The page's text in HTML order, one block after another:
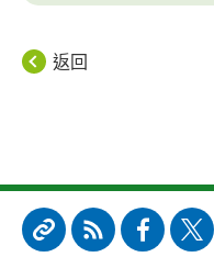
返回